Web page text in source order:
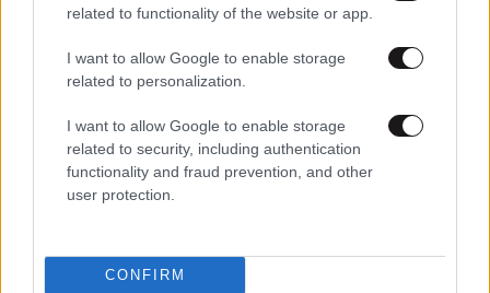
related to functionality of the website or app.
I want to allow Google to enable storage
related to personalization.
I want to allow Google to enable storage
related to security, including authentication
functionality and fraud prevention, and other
user protection.
CONFIRM
Ξεσπά ο Χρήστος Δάντης: «Δεν περίμενα την